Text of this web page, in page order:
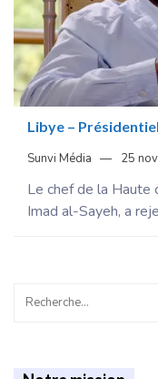
Libye –
Sunvi Média 25
Le chef de la Haute
Imad al-Sayeh, a